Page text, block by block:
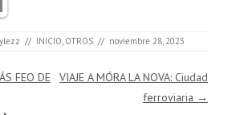
// INICIO OTROS // noviembre 28, 2023
FEO DE
VIAJE A MÓRA LA NOVA: Ciudad
ferroviaria →